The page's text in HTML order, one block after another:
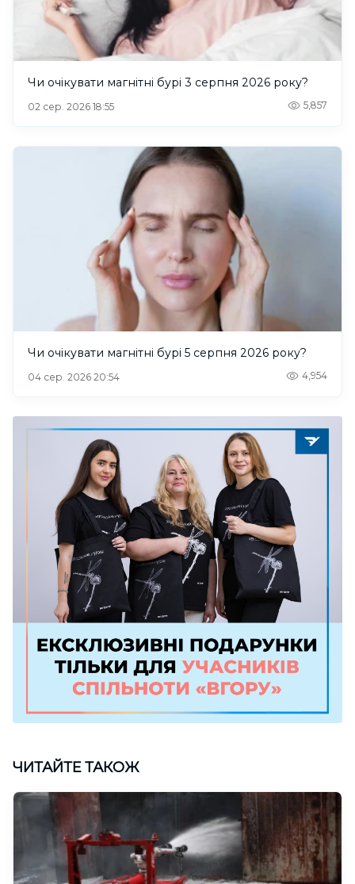
Чи очікувати магнітні бурі 3 серпня 2026 року?
02 сер. 2026 18:55 5,857
Чи очікувати магнітні бурі 5 серпня 2026 року?
04 сер. 2026 20:54 4,954
ЧИТАЙТЕ ТАКОЖ